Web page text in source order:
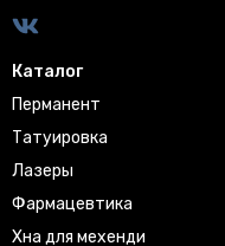
Каталог
Перманент
Татуировка
Лазеры
Фармацевтика
Хна для мехенди